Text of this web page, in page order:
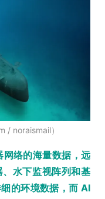
/ noraismail）
络的海量数据，远
水下监视阵列和基
的环境数据，而 AI